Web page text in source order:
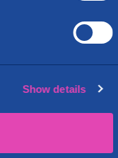
Show details